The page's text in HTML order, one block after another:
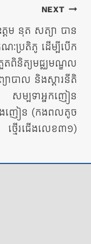
NEXT
តម នុត សត្យា បាន
ៈប្រតិភូ ដើម្បីបើក
រួតពិនិត្យមជ្ឈមណ្ឌល
ព្យាបាល និងស្តារនីតិ
សម្បទាអ្នកញៀន
ងញៀន (កងពលតូច
ថ្មើរជើងលេខ៣១)